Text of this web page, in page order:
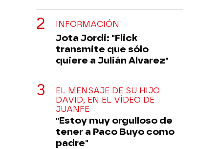
INFORMACIÓN
Jota Jordi: "Flick
transmite que sólo
quiere a Julián Alvarez"
EL MENSAJE DE SU HIJO
DAVID, EN EL VÍDEO DE
JUANFE
"Estoy muy orgulloso de
tener a Paco Buyo como
padre"